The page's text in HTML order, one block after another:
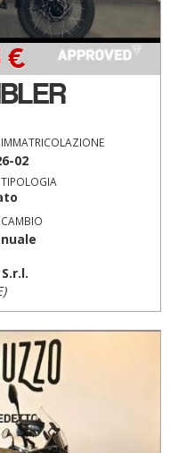
€
IMMATRICOLAZIONE
02
TIPOLOGIA
CAMBIO